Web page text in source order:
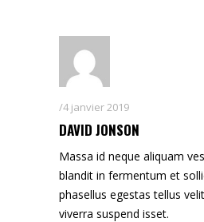
4 janvier 2019
DAVID JONSON
Massa id neque aliquam
blandit in fermentum et
phasellus egestas tellus
viverra suspend isset.